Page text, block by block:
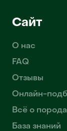
Сайт
О нас
FAQ
Отзывы
Онлайн-
Всё о
База знаний